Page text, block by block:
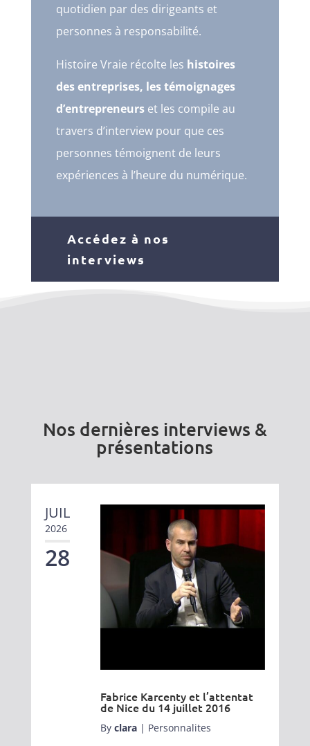
quotidien par des dirigeants et
personnes à responsabilité.
Histoire Vraie récolte les histoires
des entreprises, les témoignages
d’entrepreneurset les compile au
travers d’interview pour que ces
personnes témoignent de leurs
expériences à l’heure du numérique.
Accédez à nos
interviews
Nos dernières interviews &
présentations
JUIL
2026
28
Fabrice Karcenty et l’attentat
de Nice du 14 juillet 2016
By clara| Personnalites